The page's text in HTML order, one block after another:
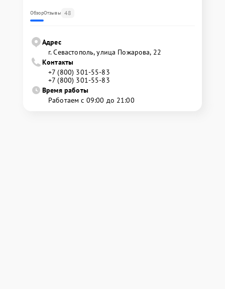
ОбзорОтзывы 48
Адрес
г. Севастополь, улица Пожарова, 22
Контакты
+7 (800) 301-55-83
+7 (800) 301-55-83
Время работы
Работаем с 09:00 до 21:00